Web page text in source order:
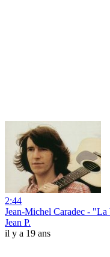
2:44
Jean-Michel Caradec -
Jean P.
il y a 19 ans